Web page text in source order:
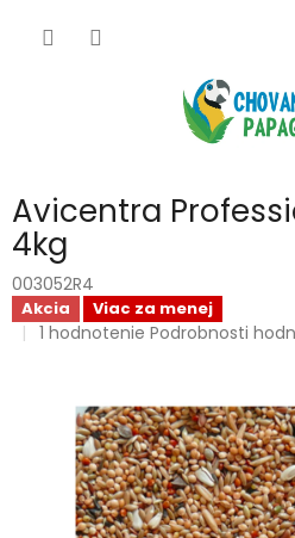
Avicentra
4kg
003052R4
Akcia Viac za menej
Priemerné
hviezdičiek.
1 hodnotenie Podrobnosti